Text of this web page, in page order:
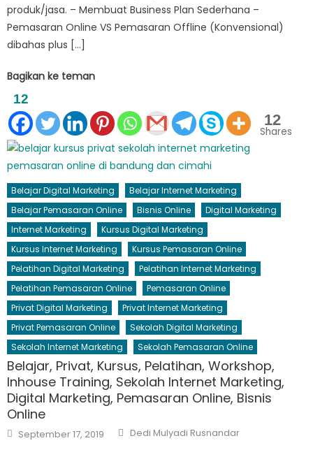
produk/jasa. – Membuat Business Plan Sederhana –
Pemasaran Online VS Pemasaran Offline (Konvensional)
dibahas plus […]
Bagikan ke teman
12
12
Shares
Belajar Digital Marketing
Belajar Internet Marketing
Belajar Pemasaran Online
Bisnis Online
Digital Marketing
Internet Marketing
Kursus Digital Marketing
Kursus Internet Marketing
Kursus Pemasaran Online
Pelatihan Digital Marketing
Pelatihan Internet Marketing
Pelatihan Pemasaran Online
Pemasaran Online
Privat Digital Marketing
Privat Internet Marketing
Privat Pemasaran Online
Sekolah Digital Marketing
Sekolah Internet Marketing
Sekolah Pemasaran Online
Belajar, Privat, Kursus, Pelatihan, Workshop,
Inhouse Training, Sekolah Internet Marketing,
Digital Marketing, Pemasaran Online, Bisnis
Online
Posted
on
September 17, 2019 Author
Dedi Mulyadi Rusnandar